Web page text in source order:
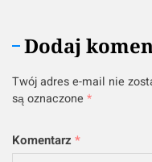
Dodaj
Twój adres e-mail nie
są oznaczone *
Komentarz *